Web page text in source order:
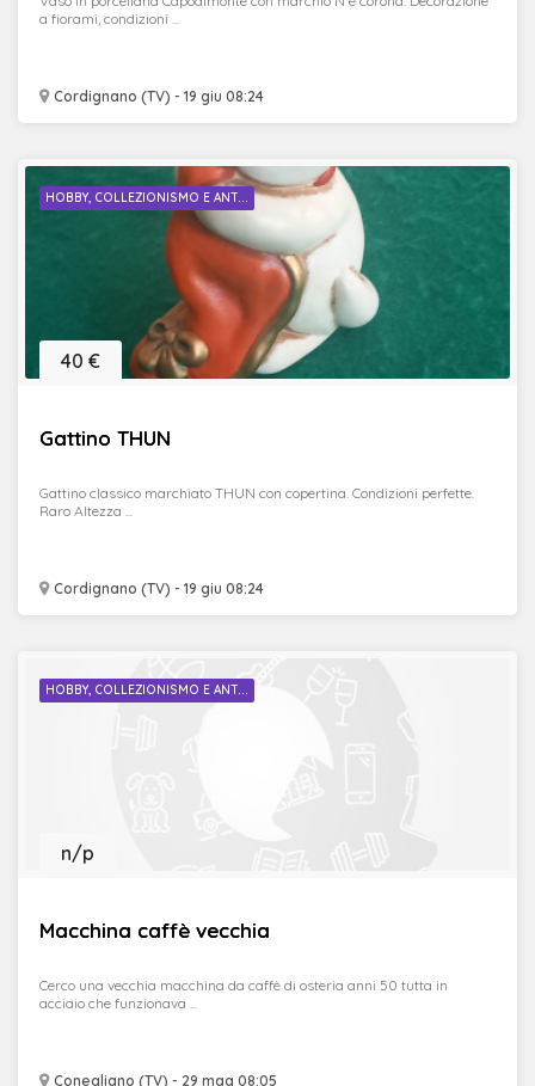
Cordignano (TV) - 19 giu 08:24
a fiorami, condizioni ...
HOBBY, COLLEZIONISMO E ANT...
Gattino THUN
Cordignano (TV) - 19 giu 08:24
40 €
Gattino classico marchiato THUN con copertina. Condizioni perfette.
Raro Altezza ...
HOBBY, COLLEZIONISMO E ANT...
Macchina caffè vecchia
Conegliano (TV) - 29 mag 08:05
n/p
Cerco una vecchia macchina da caffè di osteria anni 50 tutta in
acciaio che funzionava ...